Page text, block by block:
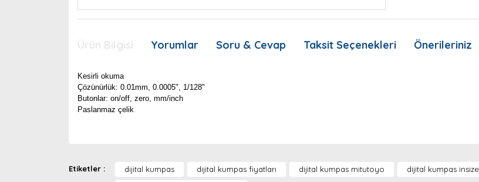
Yorumlar Soru & Cevap Taksit Seçenekleri Önerileriniz
Kesirli okuma
Çözünürlük: 0.01mm, 0.0005", 1/128"
Butonlar: on/off, zero, mm/inch
Paslanmaz çelik
Etiketler : dijital kumpas dijital kumpas fiyatları dijital kumpas mitutoyo dijital kumpas insize